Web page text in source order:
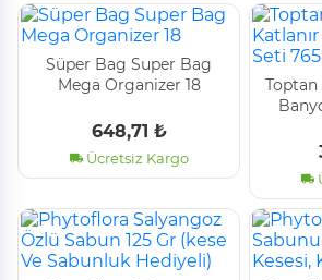
Süper Bag Super Bag
Mega Organizer 18
648,71 ₺
Ücretsiz Kargo